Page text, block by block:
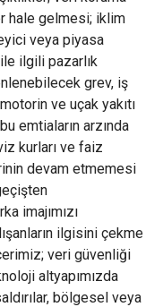
hale gelmesi; iklim
veya piyasa
ilgili pazarlık
grev, iş
ve uçak yakıtı
emtiaların arzında
kurları ve faiz
devam etmemesi
imajımızı
ilgisini çekme
veri güvenliği
altyapımızda
bölgesel veya